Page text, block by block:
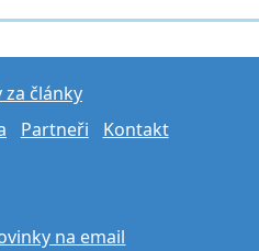
za články
Partneři Kontakt
na email